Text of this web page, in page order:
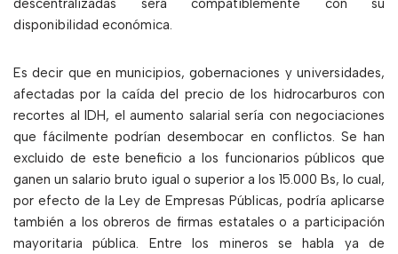
descentralizadas será compatiblemente con su
disponibilidad económica.
Es decir que en municipios, gobernaciones y universidades,
afectadas por la caída del precio de los hidrocarburos con
recortes al IDH, el aumento salarial sería con negociaciones
que fácilmente podrían desembocar en conflictos. Se han
excluido de este beneficio a los funcionarios públicos que
ganen un salario bruto igual o superior a los 15.000 Bs, lo cual,
por efecto de la Ley de Empresas Públicas, podría aplicarse
también a los obreros de firmas estatales o a participación
mayoritaria pública. Entre los mineros se habla ya de